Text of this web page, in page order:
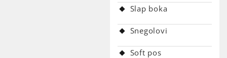
Slap boka
Snegolovi
Soft pos